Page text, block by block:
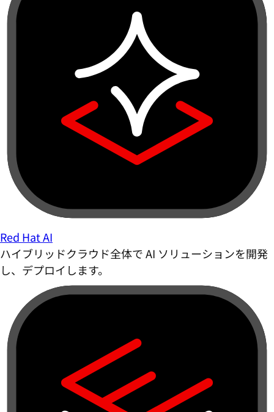
Red Hat AI
ハイブリッドクラウド全体で AI ソリューションを開発
し、デプロイします。